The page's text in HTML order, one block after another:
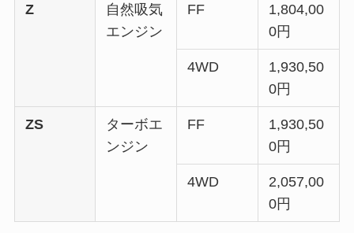
Z
自然吸気
エンジン
FF
1,804,00
0円
4WD
1,930,50
0円
ZS
ターボエ
ンジン
FF
1,930,50
0円
4WD
2,057,00
0円